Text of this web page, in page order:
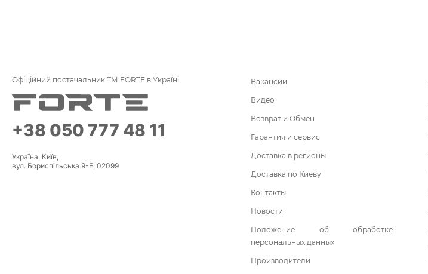
Офіційний постачальник ТМ FORTE в Україні
+38 050 777 48 11
Україна, Київ,
вул. Бориспільська 9-Е, 02099
Вакансии
Видео
Возврат и Обмен
Гарантия и сервис
Доставка в регионы
Доставка по Киеву
Контакты
Новости
Положение об обработке
персональных данных
Производители